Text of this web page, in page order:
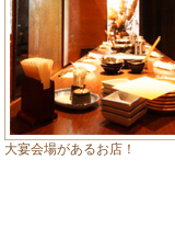
大宴会場があるお店！